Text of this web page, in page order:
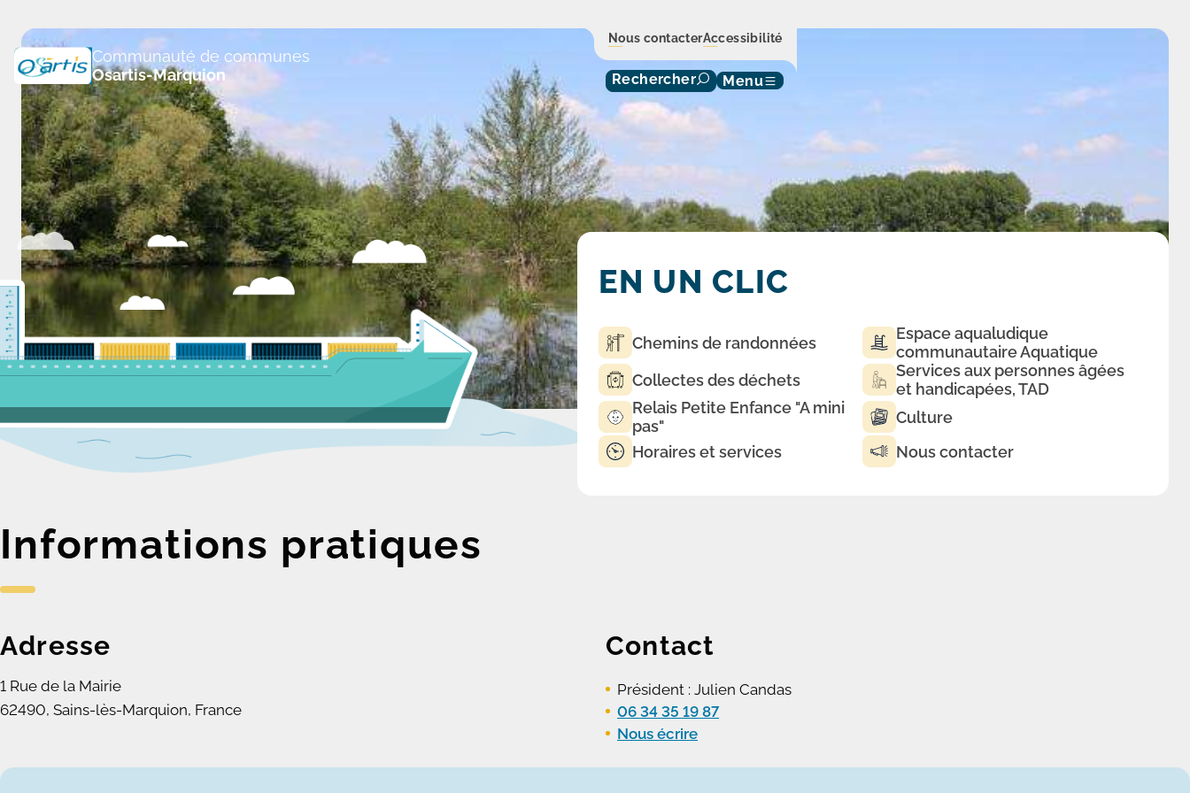
Communauté de communes
Osartis-Marquion
Nous contacterAccessibilité
Rechercher Menu
EN UN CLIC
Chemins de randonnées
Espace aqualudique
communautaire Aquatique
Collectes des déchets
Services aux personnes âgées
et handicapées, TAD
Relais Petite Enfance "A mini
pas"
Culture
Horaires et services
Nous contacter
Informations pratiques
Adresse
1 Rue de la Mairie
62490, Sains-lès-Marquion, France
Contact
Président : Julien Candas
06 34 35 19 87
Nous écrire